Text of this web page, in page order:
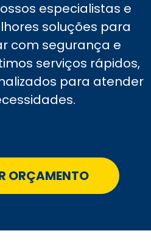
especialistas e
soluções para
com segurança e
serviços rápidos,
para atender
ORÇAMENTO